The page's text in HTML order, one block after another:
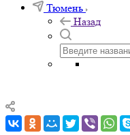
Тюмень
Назад